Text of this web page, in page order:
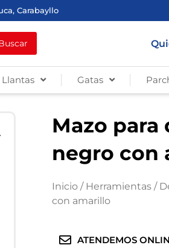
Carabayllo
Llantas Gatas
Mazo
negro con
Inicio / Herramientas /
con amarillo
ATENDEMOS